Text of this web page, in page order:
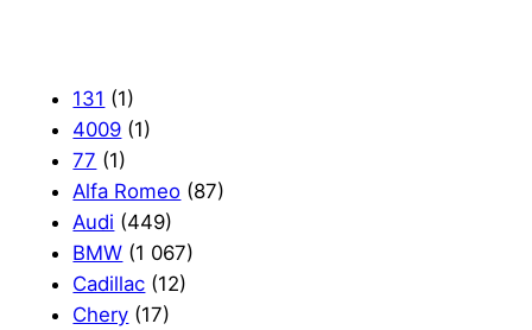
131 (1)
4009 (1)
77 (1)
Alfa Romeo (87)
Audi (449)
BMW (1 067)
Cadillac (12)
Chery (17)